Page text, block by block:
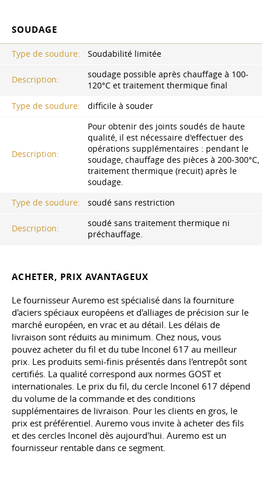
SOUDAGE
Type de soudure: Soudabilité limitée
Description:
soudage possible après chauffage à 100-
120°C et traitement thermique final
Type de soudure:
difficile à souder
Description:
Pour obtenir des joints soudés de haute
qualité, il est nécessaire d'effectuer des
opérations supplémentaires : pendant le
soudage, chauffage des pièces à 200-300°C,
traitement thermique (recuit) après le
soudage.
Type de soudure:
soudé sans restriction
Description:
soudé sans traitement thermique ni
préchauffage.
ACHETER, PRIX AVANTAGEUX
Le fournisseur Auremo est spécialisé dans la fourniture
d'aciers spéciaux européens et d'alliages de précision sur le
marché européen, en vrac et au détail. Les délais de
livraison sont réduits au minimum. Chez nous, vous
pouvez acheter du fil et du tube Inconel 617 au meilleur
prix. Les produits semi-finis présentés dans l'entrepôt sont
certifiés. La qualité correspond aux normes GOST et
internationales. Le prix du fil, du cercle Inconel 617 dépend
du volume de la commande et des conditions
supplémentaires de livraison. Pour les clients en gros, le
prix est préférentiel. Auremo vous invite à acheter des fils
et des cercles Inconel dès aujourd'hui. Auremo est un
fournisseur rentable dans ce segment.